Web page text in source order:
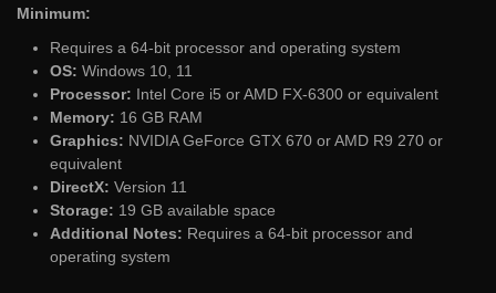
Minimum:
Requires a 64-bit processor and operating system
OS: Windows 10, 11
Processor: Intel Core i5 or AMD FX-6300 or equivalent
Memory: 16 GB RAM
Graphics: NVIDIA GeForce GTX 670 or AMD R9 270 or
equivalent
DirectX: Version 11
Storage: 19 GB available space
Additional Notes: Requires a 64-bit processor and
operating system